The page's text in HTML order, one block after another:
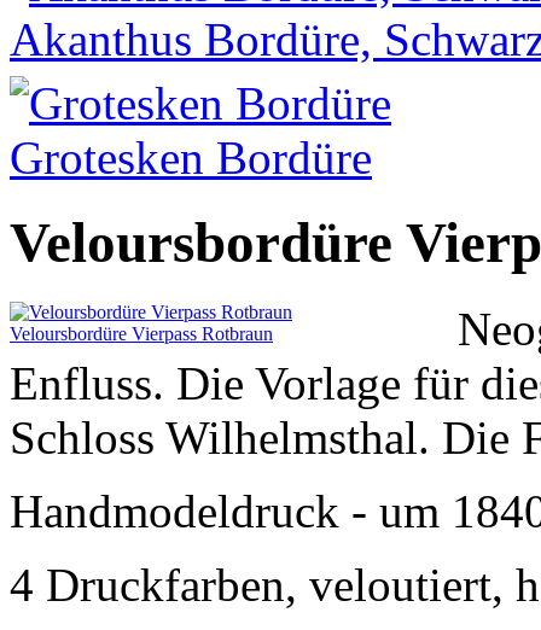
Akanthus Bordüre,
Grotesken Bordüre
Veloursbordüre
Veloursbordüre Vierpass Rotbraun
Enfluss. Die Vorlage für
Schloss Wilhelmsthal. Die
Handmodeldruck - um
4 Druckfarben, veloutiert,